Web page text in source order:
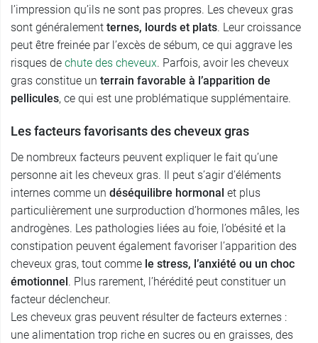
l’impression qu’ils ne sont pas propres. Les cheveux gras
sont généralement ternes, lourds et plats. Leur croissance
peut être freinée par l’excès de sébum, ce qui aggrave les
risques de chute des cheveux. Parfois, avoir les cheveux
gras constitue un terrain favorable à l’apparition de
pellicules, ce qui est une problématique supplémentaire.
Les facteurs favorisants des cheveux gras
De nombreux facteurs peuvent expliquer le fait qu’une
personne ait les cheveux gras. Il peut s’agir d’éléments
internes comme un déséquilibre hormonal et plus
particulièrement une surproduction d’hormones mâles, les
androgènes. Les pathologies liées au foie, l’obésité et la
constipation peuvent également favoriser l’apparition des
cheveux gras, tout comme le stress, l’anxiété ou un choc
émotionnel . Plus rarement, l’hérédité peut constituer un
facteur déclencheur.
Les cheveux gras peuvent résulter de facteurs externes :
une alimentation trop riche en sucres ou en graisses, des